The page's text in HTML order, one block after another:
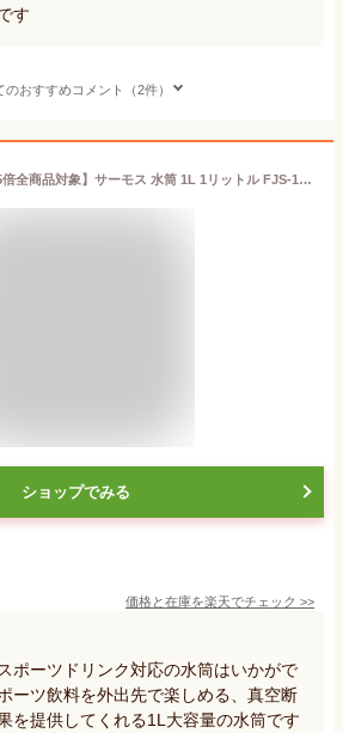
す
のおすすめコメント（2件）
【エントリー＋P5倍全商品対象】サーモス 水筒 1L 1リットル FJS-1000F マグ ステンレス 保冷専用 カバー付き スポーツドリンク対応 ワンタッチ ポーチ ショルダー 子供 大人 キッズ 真空断熱スポーツボトル
ショップでみる
価格と在庫を楽天でチェック >>
ポーツドリンク対応の水筒はいかがで
ーツ飲料を外出先で楽しめる、真空断
を提供してくれる1L大容量の水筒です